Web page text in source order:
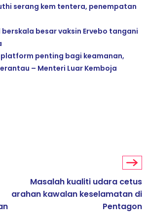
serang kem tentera, penempatan
berskala besar vaksin Ervebo tangani
platform penting bagi keamanan,
– Menteri Luar Kemboja
Masalah kualiti udara cetus
arahan kawalan keselamatan di
Pentagon